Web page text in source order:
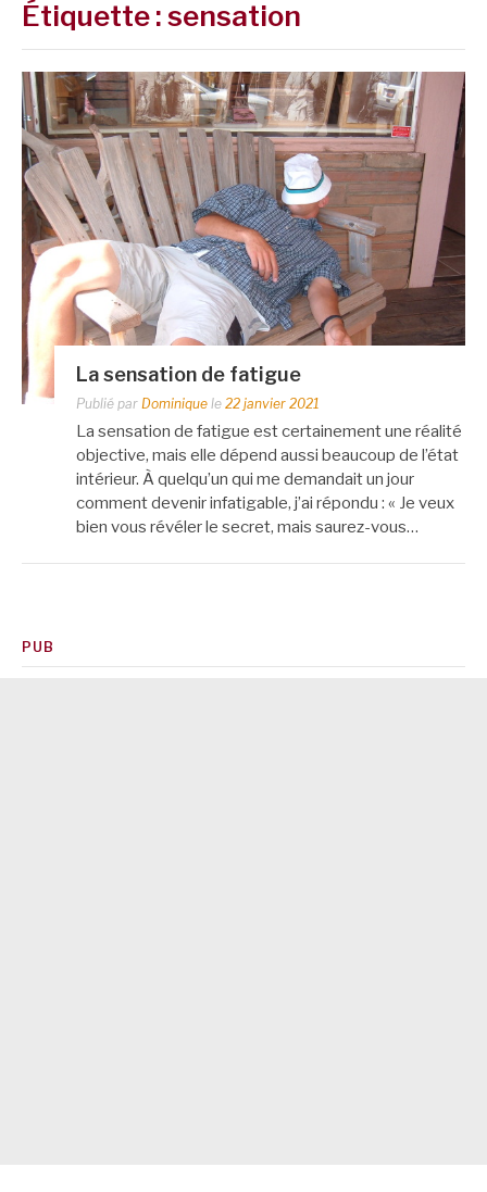
Étiquette :sensation
La sensation de fatigue
Publié par Dominique le 22 janvier 2021
La sensation de fatigue est certainement une réalité
objective, mais elle dépend aussi beaucoup de l’état
intérieur. À quelqu’un qui me demandait un jour
comment devenir infatigable, j’ai répondu : « Je veux
bien vous révéler le secret, mais saurez-vous…
PUB